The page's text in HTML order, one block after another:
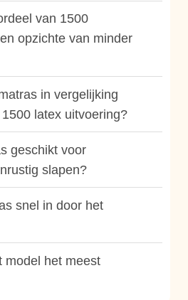
van 1500
opzichte van minder
in vergelijking
latex uitvoering?
geschikt voor
slapen?
snel in door het
model het meest